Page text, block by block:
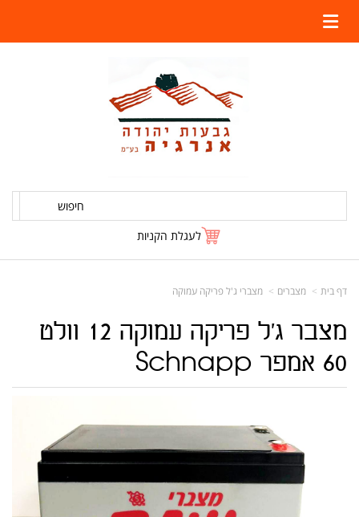
חיפוש
לעגלת הקניות
דף בית מצברים מצברי ג'ל פריקה עמוקה
מצבר ג'ל פריקה עמוקה 12 וולט
60 אמפר Schnapp